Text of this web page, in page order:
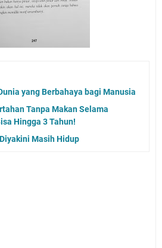
yang Berbahaya bagi Manusia
Tanpa Makan Selama
Hingga 3 Tahun!
Masih Hidup